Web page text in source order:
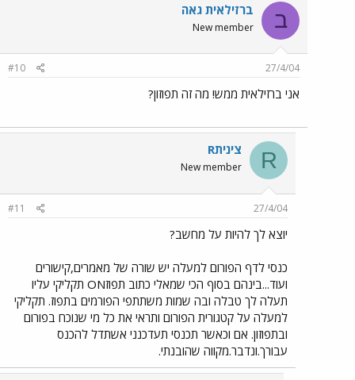
ב ברזילאית גאה
New member
27/4/04
#10
אני ברזילאית ממש! מה זה תפוזון?
R Rצינית
New member
27/4/04
#11
יוצא לך להיות על מחשב?
כנסי לדף הפורום למעלה יש שורה של מאמרים,קישורים
ועוד...בינהם בסוף הכי שמאלי כתוב תפוזON תקליקי עליו
תעלה לך טבלה ובה שמות משתתפי הפורמים בתפוז. תקליקי
למעלה על קטגורית הפורום ותראי את כל מי שנוכח בפורום
ובתפוזון. אם וכאשר תכנסי תעדכנני אשתדל להכנס
עבורך.ונדבר.מקווה שהובנתי.